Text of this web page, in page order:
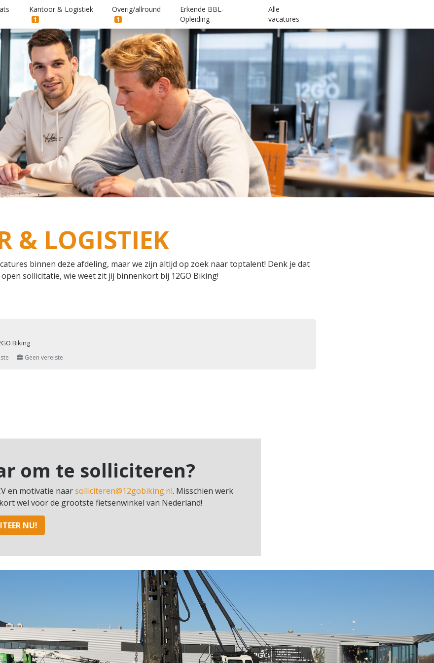
Kantoor & Logistiek
1
Overig/allround
1
Erkende BBL-
Opleiding
Alle
vacatures
& LOGISTIEK
binnen deze afdeling, maar we zijn altijd op zoek naar toptalent! Denk je dat
sollicitatie, wie weet zit jij binnenkort bij 12GO Biking!
Biking
Geen vereiste
om te solliciteren?
en motivatie naarsolliciteren@12gobiking.nl. Misschien werk
wel voor de grootste fietsenwinkel van Nederland!
NU!